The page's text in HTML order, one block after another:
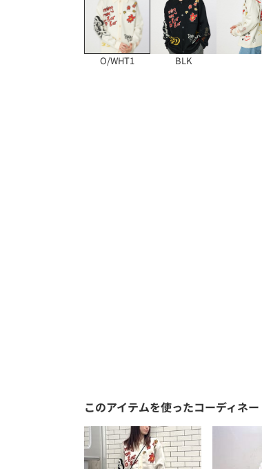
O/WHT1 BLK
このアイテムを使ったコーディネー